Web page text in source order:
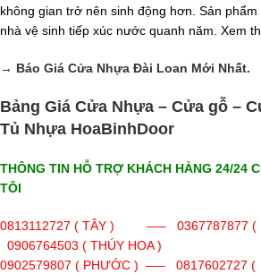
không gian trở nên sinh động hơn. Sản
nhà vệ sinh tiếp xúc nước quanh năm. Xem
→ Báo Giá Cửa Nhựa Đài Loan Mới Nhất.
Bảng Giá Cửa Nhựa – Cửa gỗ –
Tủ Nhựa HoaBinhDoor
THÔNG TIN HỖ TRỢ KHÁCH HÀNG 24/24
TÔI
0813112727 ( TÂY ) —–
0906764503 ( THÚY HOA )
0902579807 ( PHƯỚC ) —–